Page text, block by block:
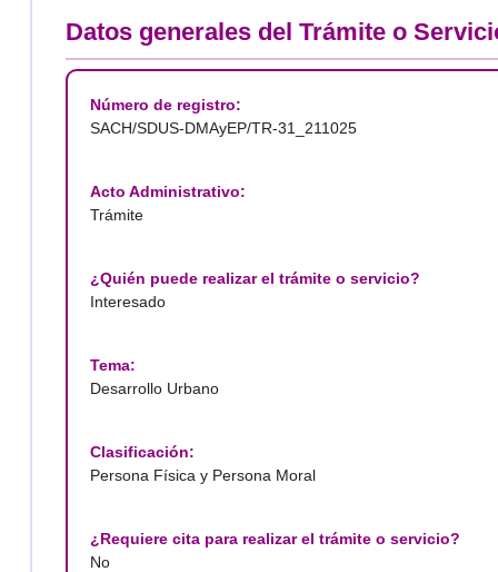
Datos generales del Trámite o
Número de registro:
SACH/SDUS-DMAyEP/TR-31_211025
Acto Administrativo:
Trámite
¿Quién puede realizar el trámite o servicio?
Interesado
Tema:
Desarrollo Urbano
Clasificación:
Persona Física y Persona Moral
¿Requiere cita para realizar el trámite o servicio?
No